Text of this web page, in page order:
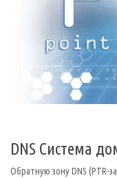
DNS Система
Обратную зону DNS (PTR-